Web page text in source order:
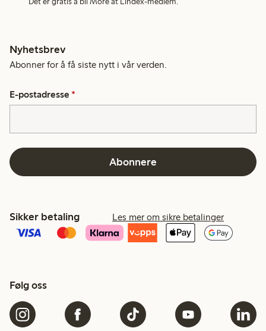
Nyhetsbrev
Abonner for å få siste nytt i vår verden.
E-postadresse *
Abonnere
Sikker betaling Les mer om sikre betalinger
Følg oss